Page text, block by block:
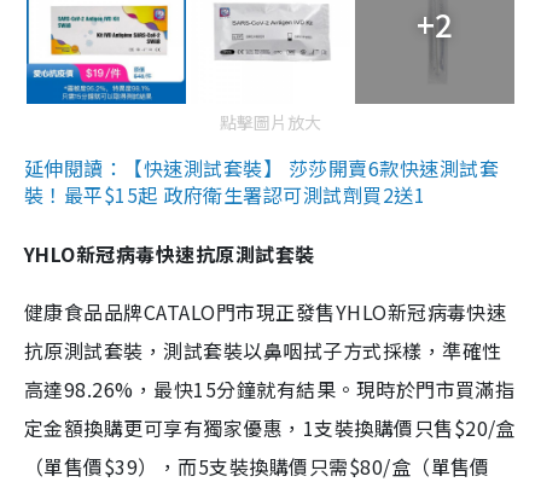
+2
點擊圖片放大
延伸閱讀：【快速測試套裝】 莎莎開賣6款快速測試套
裝！最平$15起 政府衛生署認可測試劑買2送1
YHLO新冠病毒快速抗原測試套裝
健康食品品牌CATALO門市現正發售YHLO新冠病毒快速
抗原測試套裝，測試套裝以鼻咽拭子方式採樣，準確性
高達98.26%，最快15分鐘就有結果。現時於門市買滿指
定金額換購更可享有獨家優惠，1支裝換購價只售$20/盒
（單售價$39），而5支裝換購價只需$80/盒（單售價